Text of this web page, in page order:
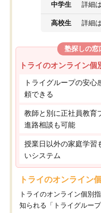
中学生 詳細
高校生 詳細
塾探しの窓
トライのオンライン
トライグループの安
頼できる
教師と別に正社員教育
進路相談も可能
授業日以外の家庭学習
いシステム
トライのオンライン
トライのオンライン個別
知られる「トライグルー